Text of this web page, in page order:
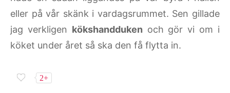
eller på vår skänk i vardagsrummet. Sen gillade
jag verkligen kökshandduken och gör vi om i
köket under året så ska den få flytta in.
2+